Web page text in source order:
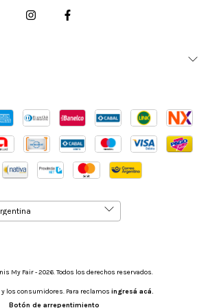
My Fair - 2026. Todos los derechos reservados.
y los consumidores. Para reclamos ingresá acá.
Botón de arrepentimiento